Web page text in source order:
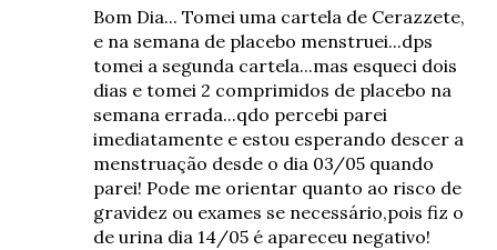
Bom Dia... Tomei uma cartela de Cerazzete,
e na semana de placebo menstruei...dps
tomei a segunda cartela...mas esqueci dois
dias e tomei 2 comprimidos de placebo na
semana errada...qdo percebi parei
imediatamente e estou esperando descer a
menstruação desde o dia 03/05 quando
parei! Pode me orientar quanto ao risco de
gravidez ou exames se necessário,pois fiz o
de urina dia 14/05 é apareceu negativo!